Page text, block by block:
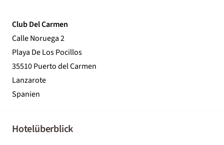
Club Del Carmen
Calle Noruega 2
Playa De Los Pocillos
35510 Puerto del Carmen
Lanzarote
Spanien
Hotelüberblick